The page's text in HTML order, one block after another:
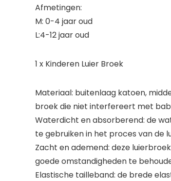
Afmetingen:
M: 0-4 jaar oud
L:4-12 jaar oud
1 x Kinderen Luier Broek
Materiaal: buitenlaag katoen,
broek die niet interfereert met
Waterdicht en absorberend: de
te gebruiken in het proces van de
Zacht en ademend: deze
goede omstandigheden te
Elastische tailleband: de brede